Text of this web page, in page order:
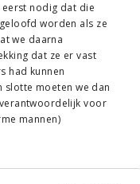
nodig dat die
worden als ze
we daarna
dat ze er vast
had kunnen
slotte moeten we dan
voor
mannen)